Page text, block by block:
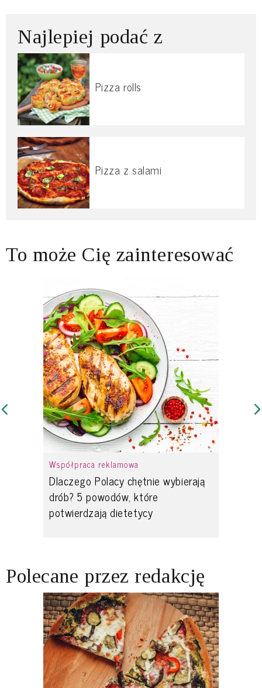
Najlepiej podać z
Pizza rolls
Pizza z salami
To może Cię zainteresować
Współpraca reklamowa
Dlaczego Polacy chętnie wybierają
drób? 5 powodów, które
potwierdzają dietetycy
Polecane przez redakcję